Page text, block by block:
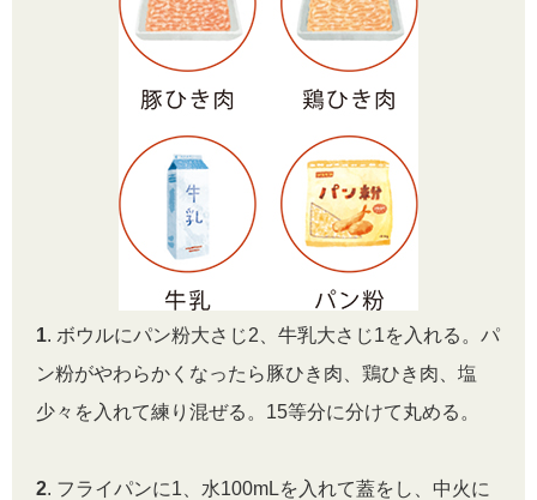
1. ボウルにパン粉大さじ2、牛乳大さじ1を入れる。パ
ン粉がやわらかくなったら豚ひき肉、鶏ひき肉、塩
少々を入れて練り混ぜる。15等分に分けて丸める。
2. フライパンに1、水100mLを入れて蓋をし、中火に